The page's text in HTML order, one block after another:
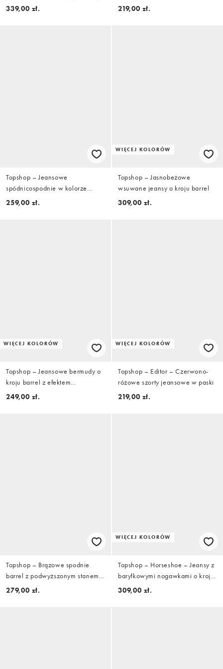
średnim stanem i obniżonym
339,00 zł.
219,00 zł.
Topshop – Jeansowe
spódnicospodnie w kolorze
indygo
259,00 zł.
WIĘCEJ KOLORÓW
Topshop – Jasnobeżowe
wsuwane jeansy o kroju barrel
309,00 zł.
WIĘCEJ KOLORÓW
Topshop – Jeansowe bermudy o
kroju barrel z efektem
wybielenia
249,00 zł.
WIĘCEJ KOLORÓW
Topshop – Editor – Czerwono-
różowe szorty jeansowe w paski
219,00 zł.
Topshop – Brązowe spodnie
barrel z podwyższonym stanem i
zakładkami
279,00 zł.
WIĘCEJ KOLORÓW
Topshop – Horseshoe – Jeansy z
baryłkowymi nogawkami o kroju
podkowy ze średnim stanem i
309,00 zł.